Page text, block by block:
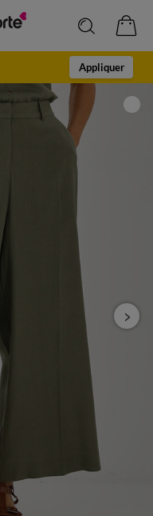
Appliquer